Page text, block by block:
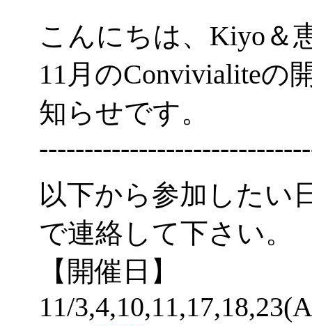
こんにちは、Kiyo＆
11月のConvivialiteの
知らせです。
以下から参加したい
で連絡して下さい。
【開催日】
11/